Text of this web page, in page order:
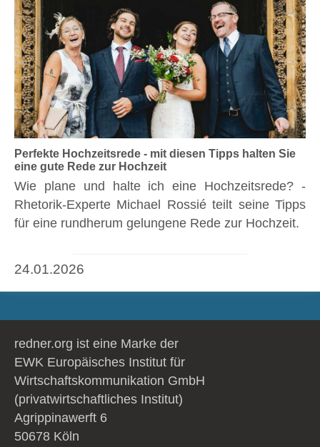
Perfekte Hochzeitsrede - mit diesen Tipps halten Sie
eine gute Rede zur Hochzeit
Wie plane und halte ich eine Hochzeitsrede? -
Rhetorik-Experte Michael Rossié teilt seine Tipps
für eine rundherum gelungene Rede zur Hochzeit.
24.01.2026
redner.org ist eine Marke der
EWK Europäisches Institut für
Wirtschaftskommunikation GmbH
(privatwirtschaftliches Institut)
Agrippinawerft 6
50678 Köln